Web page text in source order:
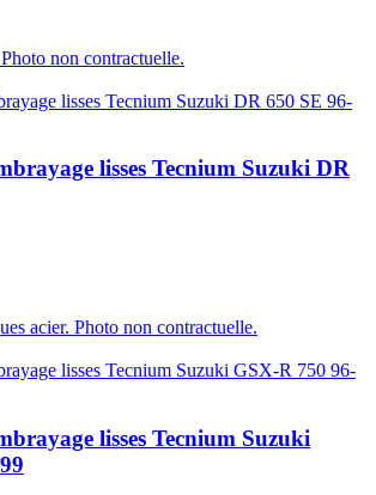
non contractuelle.
lisses Tecnium Suzuki DR
acier. Photo non contractuelle.
lisses Tecnium Suzuki